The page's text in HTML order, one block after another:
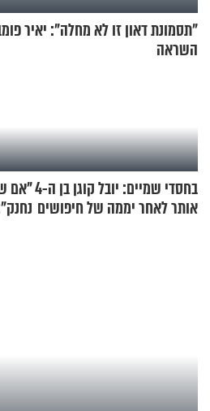
"תסמונת דאון זו לא מחלה": יאיר
השראה
בחסדי שמיים: יובל קוגן בן ה-4
אותר לאחר יממה של חיפושים
"אם